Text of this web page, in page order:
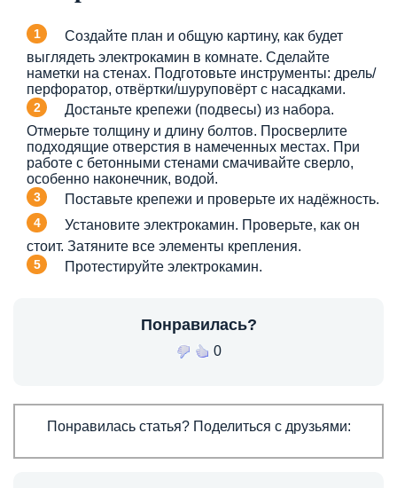
Создайте план и общую картину, как будет
выглядеть электрокамин в комнате. Сделайте
наметки на стенах. Подготовьте инструменты: дрель/
перфоратор, отвёртки/шуруповёрт с насадками.
Достаньте крепежи (подвесы) из набора.
Отмерьте толщину и длину болтов. Просверлите
подходящие отверстия в намеченных местах. При
работе с бетонными стенами смачивайте сверло,
особенно наконечник, водой.
Поставьте крепежи и проверьте их надёжность.
Установите электрокамин. Проверьте, как он
стоит. Затяните все элементы крепления.
Протестируйте электрокамин.
Понравилась?
0
Понравилась статья? Поделиться с друзьями: